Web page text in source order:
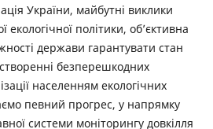
України, майбутні виклики
екологічної політики, об’єктивна
держави гарантувати стан
безперешкодних
населенням екологічних
певний прогрес, у напрямку
системи моніторингу довкілля